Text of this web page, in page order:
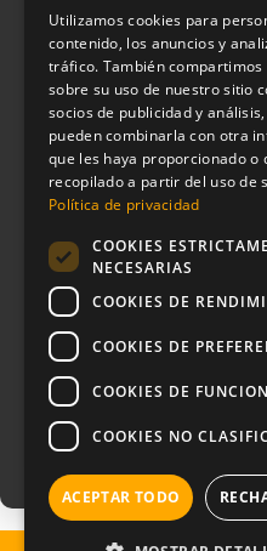
Contacto
NeoAttack
Calle de Sta Engracia, 151,
28003 Madrid
+ 34 910 612 029
info@neoattack.com
Utilizamos cookies para
contenido, los anuncios y
tráfico. También
sobre su uso de nuestro sitio
socios de publicidad y
pueden combinarla con otra
que les haya proporcionado o
recopilado a partir del uso de
Política de privacidad
COOKIES
NECESARIAS
COOKIES DE
COOKIES DE
COOKIES DE
COOKIES NO
ACEPTAR TODO